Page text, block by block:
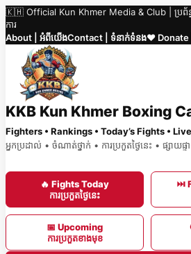
Skip
to
content
🇰🇭 Official Kun Khmer Media & Club | ប្រព័ន្ធផ្ស
ការ
About | អំពីយើងContact | ទំនាក់ទំនង❤️ Donate |
KKB Kun Khmer Boxing
Fighters • Rankings • Today’s Fights •
អ្នកប្រដាល់ • ចំណាត់ថ្នាក់ • ការប្រកួតថ្ងៃនេះ • ផ្សាយ
🔥 Fights Today
ការប្រកួតថ្ងៃនេះ
⏭
📅 Upcoming
ការប្រកួតខាងមុខ